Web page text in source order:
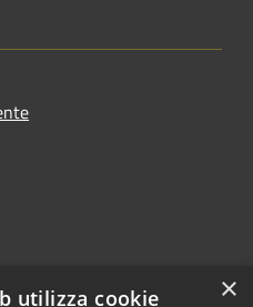
×
utilizza cookie